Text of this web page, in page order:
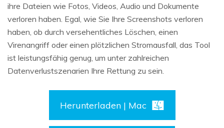
ihre Dateien wie Fotos, Videos, Audio und Dokumente
verloren haben. Egal, wie Sie Ihre Screenshots verloren
haben, ob durch versehentliches Löschen, einen
Virenangriff oder einen plötzlichen Stromausfall, das Tool
ist leistungsfähig genug, um unter zahlreichen
Datenverlustszenarien Ihre Rettung zu sein.
Herunterladen | Mac